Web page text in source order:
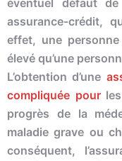
éventuel défaut
assurance-crédit,
effet, une
élevé qu’une
L’obtention d’une
compliquée pourles
progrès de la
maladie grave ou
conséquent,